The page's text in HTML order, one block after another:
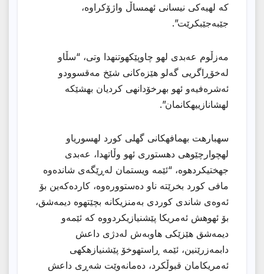
كه لهیەکی نیسانی ئهمساڵ واژۆكراوه،
جێبەجێبکرێت”.
مەزڵوم عەبدی لهو چاوپێكهوتنهدا وتی، “سڵاو
لەخۆڕاگریی گەلو هێزەکانی شێخ مەقسوودو
ئەشرەفیەو ئهو بهرخۆدانهی كردیان بهشێكه
لهشانازییهكانمان”.
سهبارهت بهمافهكانی گهلی كورد لهسوریاو
لهچوارچێوهی دهستوری ئهو وڵاتهدا، عەبدی
جهختیكردهوه، “ئێمە ویستمان لەڕێگەی شاندەوە
مافی کورد بخرێتە ناو دەستوورەوە، کاردەکەین بۆ
ئەوەی شاندی کوردی بەمنزیکانە بچێتهوه دیمەشق،
بۆ ئهوهش ئەمریکا پێشنیازیکردووه کە ئێمەو
دیمەشق هێزێکی هاوبەش لەدژی داعش
دابمەزرێنین، ئێمه ڕاستهوخۆ پێشنیازهكهی
ئەمریکامان قبوڵکرد، دەمانەوێت شەڕی داعش